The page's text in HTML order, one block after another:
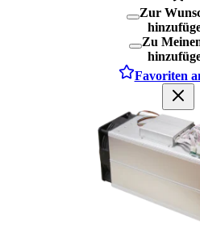
Zur
Zu
Favoriten